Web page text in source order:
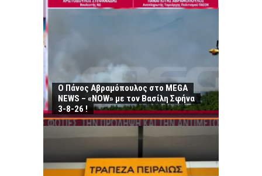
Ο Πάνος Αβραμόπουλος στο MEGA
NEWS – «NOW» με τον Βασίλη Σφήνα
3-8-26 !